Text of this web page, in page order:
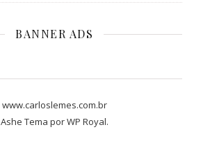
BANNER ADS
www.carloslemes.com.br
Ashe Tema porWP Royal.